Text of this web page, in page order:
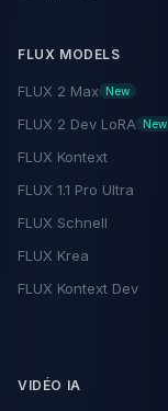
FLUX MODELS
FLUX 2 Max New
FLUX 2 Dev LoRA New
FLUX Kontext
FLUX 1.1 Pro Ultra
FLUX Schnell
FLUX Krea
FLUX Kontext Dev
VIDÉO IA